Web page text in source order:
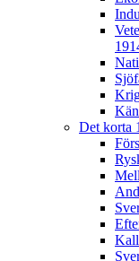
Det korta